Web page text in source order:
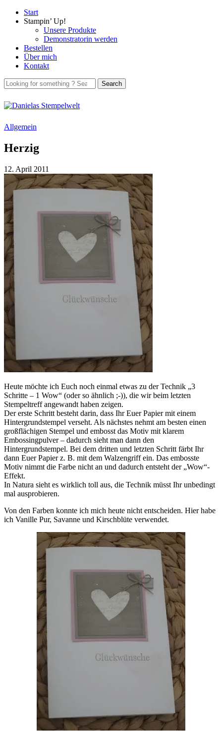
Start
Stampin’ Up!
Unsere Produkte
Demonstratorin werden
Bestellen
Über mich
Kontakt
Allgemein
Herzig
12. April 2011
Heute möchte ich Euch noch einmal etwas zu der Technik „3
Schritte – 1 Wow“ (oder so ähnlich ;-)), die wir beim letzten
Stempeltreff angewandt haben zeigen.
Der erste Schritt besteht darin, dass Ihr Euer Papier mit einem
Hintergrundstempel verseht. Als nächstes nehmt am besten einen
großflächigen Stempel und embosst das Motiv mit klarem
Embossingpulver – dadurch sieht man dann den
Hintergrundstempel. Bei dem dritten und letzten Schritt färbt Ihr
dann Euer Papier z. B. mit dem Walzengriff ein. Das embosste
Motiv nimmt die Farbe nicht an und dadurch entsteht der „Wow“-
Effekt.
In Natura sieht es wirklich toll aus, die Technik müsst Ihr unbedingt
mal ausprobieren.
Von den Farben konnte ich mich heute nicht entscheiden. Hier habe
ich Vanille Pur, Savanne und Kirschblüte verwendet.